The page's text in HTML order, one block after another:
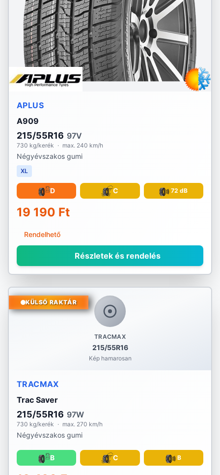
APLUS
A909
215/55R16 97V
730 kg/kerék · max. 240 km/h
Négyévszakos gumi
XL
D C 72 dB
19 190 Ft
Rendelhető
Részletek és rendelés
TRACMAX
215/55R16
Kép hamarosan
KÜLSŐ RAKTÁR
TRACMAX
Trac Saver
215/55R16 97W
730 kg/kerék · max. 270 km/h
Négyévszakos gumi
B C B